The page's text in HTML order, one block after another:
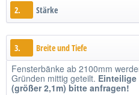
2. Stärke
3. Breite und Tiefe
Fensterbänke ab 2100mm
Gründen mittig geteilt. Einteilige
(größer 2,1m) bitte anfragen!